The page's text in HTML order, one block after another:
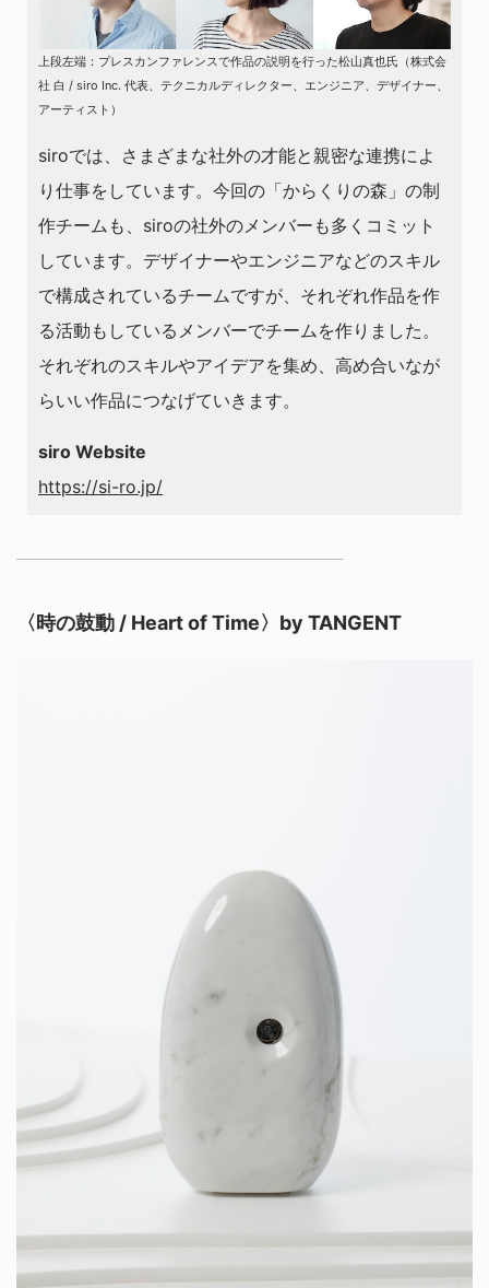
上段左端：プレスカンファレンスで作品の説明を行った松山真也氏（株式会
社 白 / siro Inc. 代表、テクニカルディレクター、エンジニア、デザイナー、
アーティスト）
siroでは、さまざまな社外の才能と親密な連携によ
り仕事をしています。今回の「からくりの森」の制
作チームも、siroの社外のメンバーも多くコミット
しています。デザイナーやエンジニアなどのスキル
で構成されているチームですが、それぞれ作品を作
る活動もしているメンバーでチームを作りました。
それぞれのスキルやアイデアを集め、高め合いなが
らいい作品につなげていきます。
siro Website
https://si-ro.jp/
〈時の鼓動 / Heart of Time〉by TANGENT